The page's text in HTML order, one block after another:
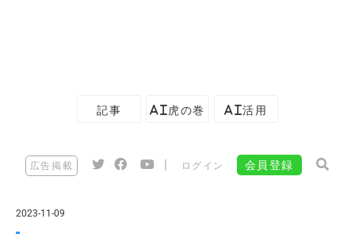
記事 AI虎の巻 AI活用
広告掲載 ログイン 会員登録
2023-11-09